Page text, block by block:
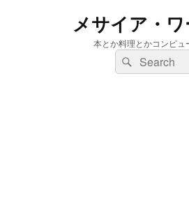
メサイア・
本とか料理とかコンピュ
検
索:
検
索